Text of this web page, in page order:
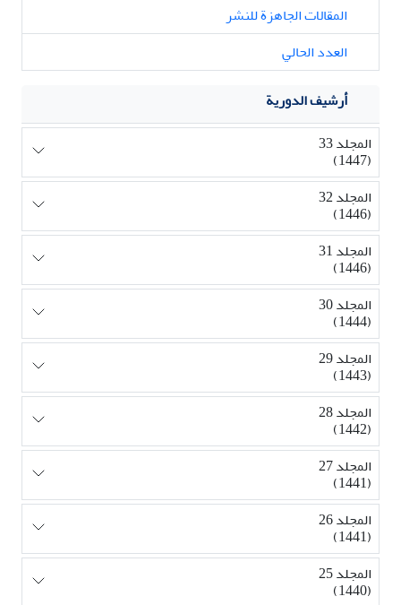
المقالات الجاهزة للنشر
العدد الحالي
أرشيف الدورية
المجلد 33
(1447)
المجلد 32
(1446)
المجلد 31
(1446)
المجلد 30
(1444)
المجلد 29
(1443)
المجلد 28
(1442)
المجلد 27
(1441)
المجلد 26
(1441)
المجلد 25
(1440)